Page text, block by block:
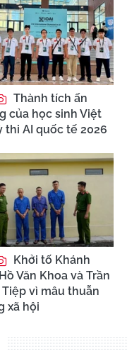
Thành tích ấn
của học sinh Việt
thi AI quốc tế 2026
Khởi tố Khánh
Văn Khoa và Trần
vì mâu thuẫn
xã hội